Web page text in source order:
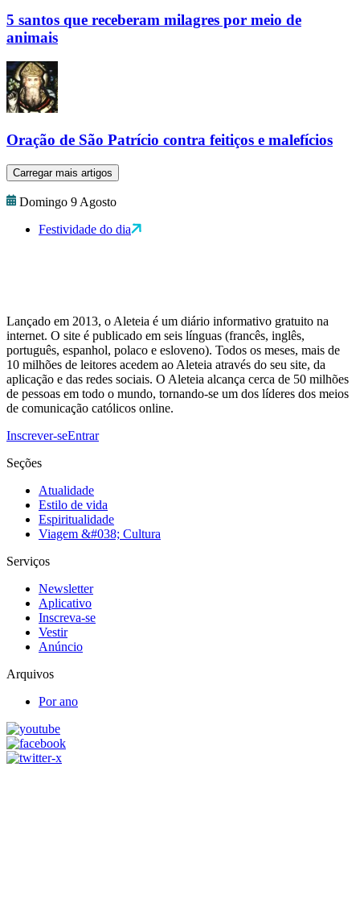
5 santos que receberam milagres por meio de
animais
Oração de São Patrício contra feitiços e malefícios
Carregar mais artigos
Domingo 9 Agosto
Festividade do dia
Lançado em 2013, o Aleteia é um diário informativo gratuito na
internet. O site é publicado em seis línguas (francês, inglês,
português, espanhol, polaco e esloveno). Todos os meses, mais de
10 milhões de leitores acedem ao Aleteia através do seu site, da
aplicação e das redes sociais. O Aleteia alcança cerca de 50 milhões
de pessoas em todo o mundo, tornando-se um dos líderes dos meios
de comunicação católicos online.
Inscrever-seEntrar
Seções
Atualidade
Estilo de vida
Espiritualidade
Viagem &#038; Cultura
Serviços
Newsletter
Aplicativo
Inscreva-se
Vestir
Anúncio
Arquivos
Por ano